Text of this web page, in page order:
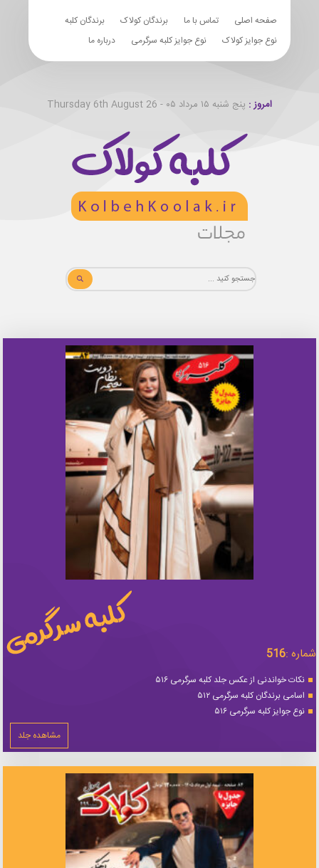
صفحه اصلی تماس با ما برندگان کولاک
برندگان کلبه
نوع جوایز کولاک
نوع جوایز کلبه سرگرمی درباره ما
امروز : پنج شنبه ۱۵ مرداد ۰۵ - Thursday 6th August 26
شماره :516
نکات خواندنی از عکس جلد کلبه سرگرمی ۵۱۶
اسامی برندگان کلبه سرگرمی ۵۱۲
نوع جوایز کلبه سرگرمی ۵۱۶
مشاهده جلد